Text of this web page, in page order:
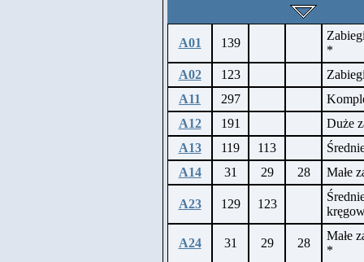
A01 139
*
A02
123
A11
297
A12
191
Duże
A13
119 113
A14
31 29 28 Małe
A23 129 123
A24 31 29 28
Małe
*